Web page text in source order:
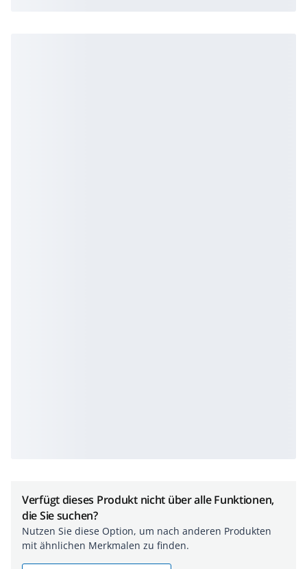
Verfügt dieses Produkt nicht über alle Funktionen,
die Sie suchen?
Nutzen Sie diese Option, um nach anderen Produkten
mit ähnlichen Merkmalen zu finden.